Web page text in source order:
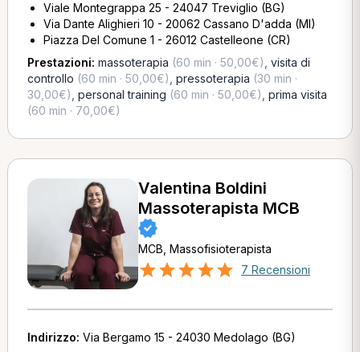
Viale Montegrappa 25 - 24047 Treviglio (BG)
Via Dante Alighieri 10 - 20062 Cassano D'adda (MI)
Piazza Del Comune 1 - 26012 Castelleone (CR)
Prestazioni: massoterapia (60 min · 50,00€) visita di
controllo (60 min · 50,00€) pressoterapia (30 min ·
30,00€) personal training (60 min · 50,00€) prima visita
(60 min · 70,00€)
Valentina Boldini
Massoterapista MCB
MCB, Massofisioterapista
7 Recensioni
Indirizzo: Via Bergamo 15 - 24030 Medolago (BG)